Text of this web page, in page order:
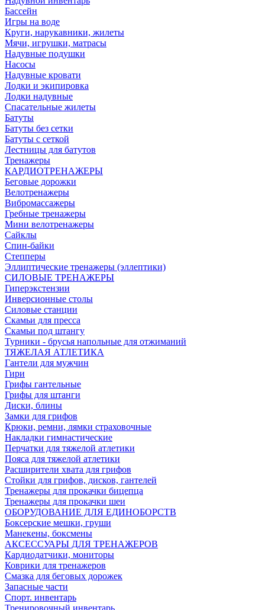
Бассейн
Игры на воде
Круги, нарукавники, жилеты
Мячи, игрушки, матрасы
Надувные подушки
Насосы
Надувные кровати
Лодки и экипировка
Лодки надувные
Спасательные жилеты
Батуты
Батуты без сетки
Батуты с сеткой
Лестницы для батутов
Тренажеры
КАРДИОТРЕНАЖЕРЫ
Беговые дорожки
Велотренажеры
Вибромассажеры
Гребные тренажеры
Мини велотренажеры
Сайклы
Спин-байки
Степперы
Эллиптические тренажеры (эллептики)
СИЛОВЫЕ ТРЕНАЖЕРЫ
Гиперэкстензии
Инверсионные столы
Силовые станции
Скамьи для пресса
Скамьи под штангу
Турники - брусья напольные для отжиманий
ТЯЖЕЛАЯ АТЛЕТИКА
Гантели для мужчин
Гири
Грифы гантельные
Грифы для штанги
Диски, блины
Замки для грифов
Крюки, ремни, лямки страховочные
Накладки гимнастические
Перчатки для тяжелой атлетики
Пояса для тяжелой атлетики
Расширители хвата для грифов
Стойки для грифов, дисков, гантелей
Тренажеры для прокачки бицепца
Тренажеры для прокачки шеи
ОБОРУДОВАНИЕ ДЛЯ ЕДИНОБОРСТВ
Боксерские мешки, груши
Манекены, боксмены
АКСЕССУАРЫ ДЛЯ ТРЕНАЖЕРОВ
Кардиодатчики, мониторы
Коврики для тренажеров
Смазка для беговых дорожек
Запасные части
Спорт. инвентарь
Тренировочный инвентарь